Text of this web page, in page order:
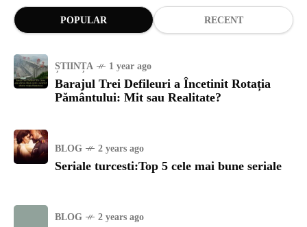
POPULAR RECENT
ȘTIINȚA 1 year ago
Barajul Trei Defileuri a Încetinit Rotația
Pământului: Mit sau Realitate?
BLOG 2 years ago
Seriale turcesti:Top 5 cele mai bune seriale
BLOG 2 years ago